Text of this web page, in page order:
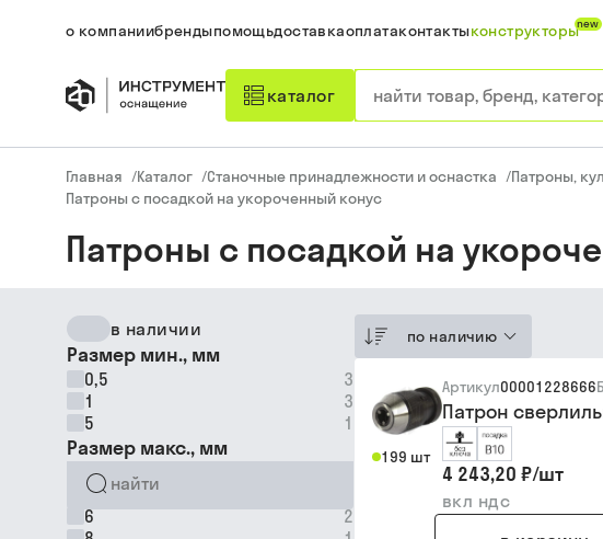
о компаниибрендыпомощьдоставкаоплатаконтактыконструкторыnew
каталог
Главная /Каталог /Станочные принадлежности и оснастка /Патроны,
Патроны с посадкой на укороченный конус
Патроны с посадкой на
в наличии
Размер мин., мм
0,5
3
1
3
5
1
Размер макс., мм
6
2
по наличию
199 шт
Артикул00001228666
Патрон
4 243,20 ₽/шт
вкл ндс